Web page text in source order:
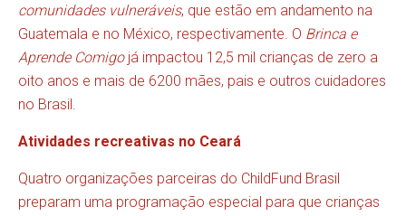
comunidades vulneráveis, que estão em andamento na
Guatemala e no México, respectivamente. O Brinca e
Aprende Comigojá impactou 12,5 mil crianças de zero a
oito anos e mais de 6200 mães, pais e outros cuidadores
no Brasil.
Atividades recreativas no Ceará
Quatro organizações parceiras do ChildFund Brasil
preparam uma programação especial para que crianças